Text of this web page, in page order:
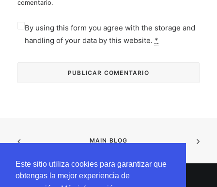
Este sitio utiliza cookies para garantizar que
obtengas la mejor experiencia de
comentario.
By using this form you agree with the storage and
handling of your data by this website. *
MAIN BLOG